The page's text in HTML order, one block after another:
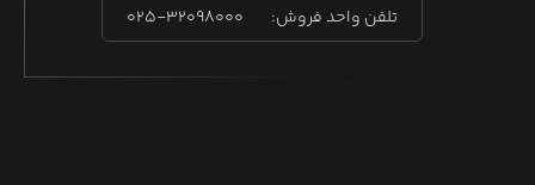
تلفن واحد فروش: ۰۲۵-۳۲۰۹۸۰۰۰